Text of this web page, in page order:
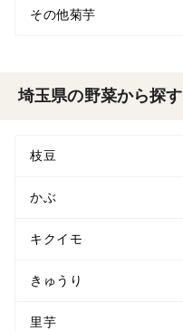
その他菊芋
埼玉県の野菜から探す
枝豆
かぶ
キクイモ
きゅうり
里芋